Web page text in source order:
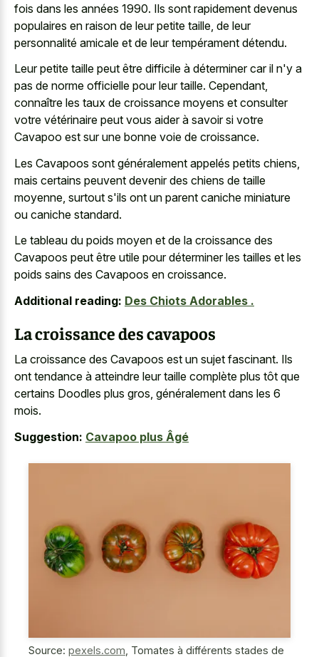
fois dans les années 1990. Ils sont rapidement devenus
populaires en raison de leur petite taille, de leur
personnalité amicale et de leur tempérament détendu.
Leur petite taille peut être difficile à déterminer car il n'y a
pas de norme officielle pour leur taille. Cependant,
connaître les taux de croissance moyens et consulter
votre vétérinaire peut vous aider à savoir si votre
Cavapoo est sur une bonne voie de croissance.
Les Cavapoos sont généralement appelés petits chiens,
mais certains peuvent devenir des chiens de taille
moyenne, surtout s'ils ont un parent caniche miniature
ou caniche standard.
Le tableau du poids moyen et de la croissance des
Cavapoos peut être utile pour déterminer les tailles et les
poids sains des Cavapoos en croissance.
Additional reading: Des Chiots Adorables .
La croissance des cavapoos
La croissance des Cavapoos est un sujet fascinant. Ils
ont tendance à atteindre leur taille complète plus tôt que
certains Doodles plus gros, généralement dans les 6
mois.
Suggestion: Cavapoo plus Âgé
Source: pexels.com Tomates à différents stades de